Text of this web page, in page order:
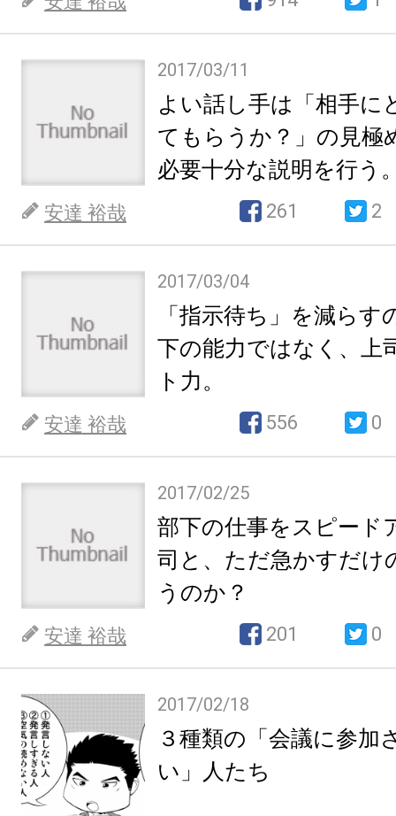
2017/03/11
よい話し手は「相手に
てもらうか？」の見極
必要十分な説明を行う
安達 裕哉 261 2
2017/03/04
「指示待ち」を減らす
下の能力ではなく、上
ト力。
安達 裕哉 556 0
2017/02/25
部下の仕事をスピード
司と、ただ急かすだけ
うのか？
安達 裕哉 201 0
2017/02/18
３種類の「会議に参加
い」人たち